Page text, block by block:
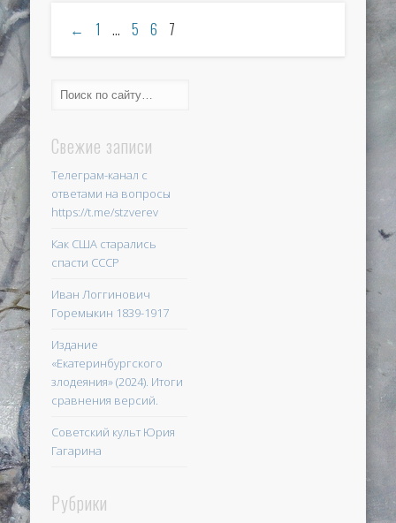
← 1 … 5 6 7
Свежие записи
Телеграм-канал с
ответами на вопросы
https://t.me/stzverev
Как США старались
спасти СССР
Иван Логгинович
Горемыкин 1839-1917
Издание
«Екатеринбургского
злодеяния» (2024). Итоги
сравнения версий.
Советский культ Юрия
Гагарина
Рубрики